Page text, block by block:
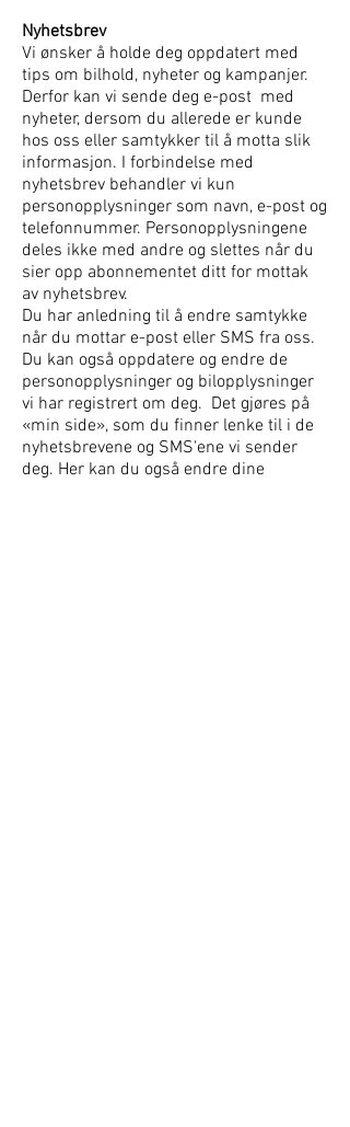
Nyhetsbrev
Vi ønsker å holde deg oppdatert med
tips om bilhold, nyheter og kampanjer.
Derfor kan vi sende deg e-post med
nyheter, dersom du allerede er kunde
hos oss eller samtykker til å motta slik
informasjon. I forbindelse med
nyhetsbrev behandler vi kun
personopplysninger som navn, e-post og
telefonnummer. Personopplysningene
deles ikke med andre og slettes når du
sier opp abonnementet ditt for mottak
av nyhetsbrev.
Du har anledning til å endre samtykke
når du mottar e-post eller SMS fra oss.
Du kan også oppdatere og endre de
personopplysninger og bilopplysninger
vi har registrert om deg. Det gjøres på
«min side», som du finner lenke til i de
nyhetsbrevene og SMS'ene vi sender
deg. Her kan du også endre dine